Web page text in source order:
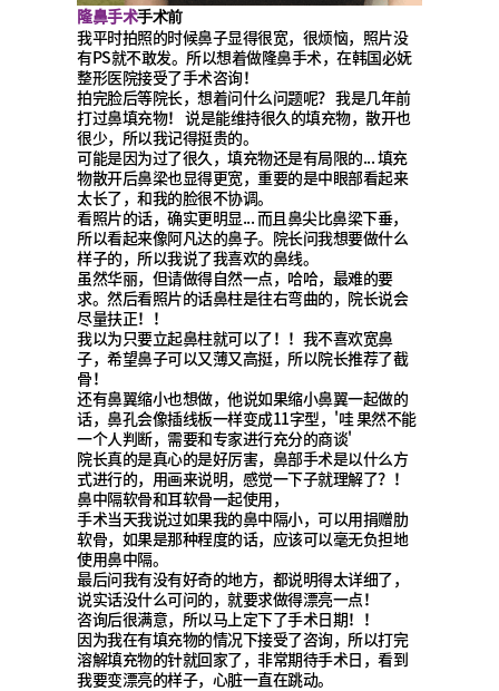
隆鼻手术手术前
我平时拍照的时候鼻子显得很宽，很烦恼，照片没
有PS就不敢发。所以想着做隆鼻手术，在韩国必妩
整形医院接受了手术咨询！
拍完脸后等院长，想着问什么问题呢？ 我是几年前
打过鼻填充物！ 说是能维持很久的填充物，散开也
很少，所以我记得挺贵的。
可能是因为过了很久，填充物还是有局限的... 填充
物散开后鼻梁也显得更宽，重要的是中眼部看起来
太长了，和我的脸很不协调。
看照片的话，确实更明显... 而且鼻尖比鼻梁下垂，
所以看起来像阿凡达的鼻子。院长问我想要做什么
样子的，所以我说了我喜欢的鼻线。
虽然华丽，但请做得自然一点，哈哈，最难的要
求。然后看照片的话鼻柱是往右弯曲的，院长说会
尽量扶正！！
我以为只要立起鼻柱就可以了！！我不喜欢宽鼻
子，希望鼻子可以又薄又高挺，所以院长推荐了截
骨！
还有鼻翼缩小也想做，他说如果缩小鼻翼一起做的
话，鼻孔会像插线板一样变成11字型，'哇 果然不能
一个人判断，需要和专家进行充分的商谈'
院长真的是真心的是好厉害，鼻部手术是以什么方
式进行的，用画来说明，感觉一下子就理解了？！
鼻中隔软骨和耳软骨一起使用，
手术当天我说过如果我的鼻中隔小，可以用捐赠肋
软骨，如果是那种程度的话，应该可以毫无负担地
使用鼻中隔。
最后问我有没有好奇的地方，都说明得太详细了，
说实话没什么可问的，就要求做得漂亮一点！
咨询后很满意，所以马上定下了手术日期！！
因为我在有填充物的情况下接受了咨询，所以打完
溶解填充物的针就回家了，非常期待手术日，看到
我要变漂亮的样子，心脏一直在跳动。